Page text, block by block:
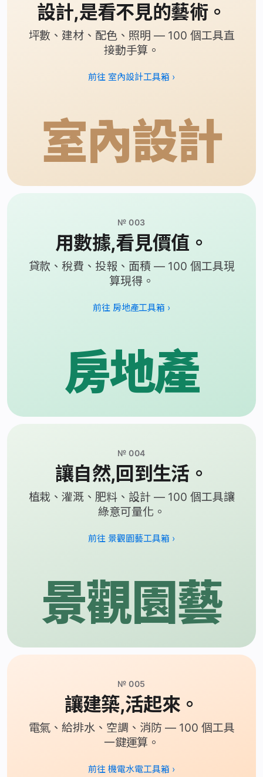
設計,是看不見的藝術。
坪數、建材、配色、照明 — 100 個工具直
接動手算。
前往 室內設計工具箱 ›
室內設計
№ 003
用數據,看見價值。
貸款、稅費、投報、面積 — 100 個工具現
算現得。
前往 房地產工具箱 ›
房地產
№ 004
讓自然,回到生活。
植栽、灌溉、肥料、設計 — 100 個工具讓
綠意可量化。
前往 景觀園藝工具箱 ›
景觀園藝
№ 005
讓建築,活起來。
電氣、給排水、空調、消防 — 100 個工具
一鍵運算。
前往 機電水電工具箱 ›